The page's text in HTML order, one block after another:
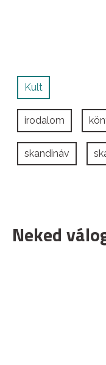
Kult
irodalom
skandináv
Neked